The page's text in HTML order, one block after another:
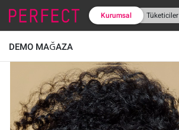
Kurumsal Tüketiciler
DEMO MAĞAZA